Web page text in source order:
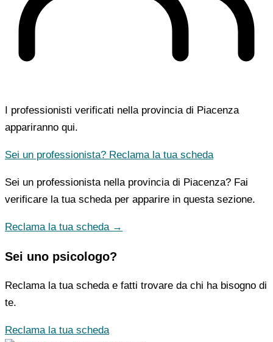
I professionisti verificati nella provincia di Piacenza
appariranno qui.
Sei un professionista? Reclama la tua scheda
Sei un professionista nella provincia di Piacenza? Fai
verificare la tua scheda per apparire in questa sezione.
Reclama la tua scheda →
Sei uno psicologo?
Reclama la tua scheda e fatti trovare da chi ha bisogno di
te.
Reclama la tua scheda